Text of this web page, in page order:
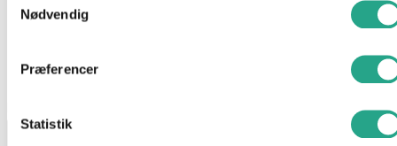
Nødvendig
Præferencer
Statistik
" indikerer påkrævede felter